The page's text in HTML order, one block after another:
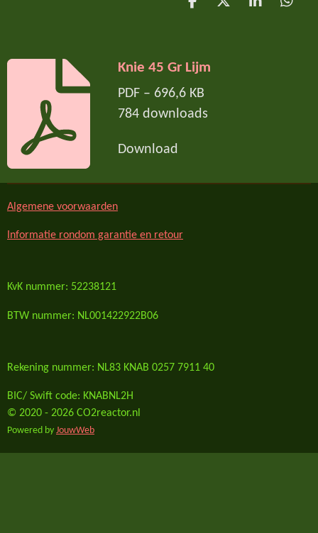
D
n
D
S
D
Knie 45 Gr Lijm
PDF – 696,6 KB
784 downloads
Download
Algemene voorwaarden
Informatie rondom garantie en retour
KvK nummer: 52238121
BTW nummer: NL001422922B06
Rekening nummer: NL83 KNAB 0257 7911 40
BIC/ Swift code: KNABNL2H
© 2020 - 2026 CO2reactor.nl
Powered by JouwWeb